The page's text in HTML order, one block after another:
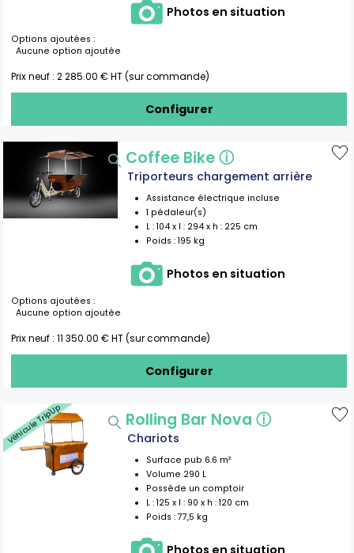
Photos en situation
Options ajoutées :
Aucune option ajoutée
Prix neuf :2 285.00 € HT (sur commande)
Configurer
Coffee Bikeⓘ
Triporteurs chargement arrière
Assistance électrique incluse
1 pédaleur(s)
L :104 x l : 294 x h : 225 cm
Poids :195 kg
Photos en situation
Options ajoutées :
Aucune option ajoutée
Prix neuf :11 350.00 € HT (sur commande)
Configurer
Véhicule Trip'Up Rolling Bar Nova ⓘ
Chariots
Surface pub 6.6 m²
Volume 290 L
Possède un comptoir
L :125 x l : 90 x h :120 cm
Poids :77,5 kg
Photos en situation